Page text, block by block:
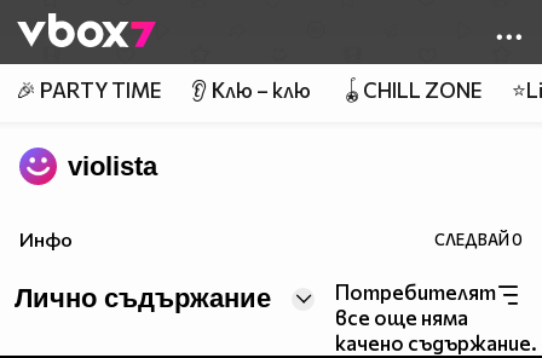
👾
🎉 PARTY TIME 👂 Клю – клю 🪀CHILL ZONE
violista
Инфо СЛЕДВАЙ0
Лично съдържание
Потребителят
все още няма
качено съдържание.